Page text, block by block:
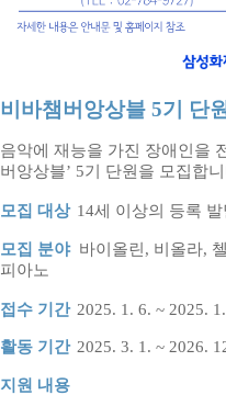
비바챔버앙상블 5기 단
음악에 재능을 가진 장애인을
버앙상블’ 5기 단원을 모집합
모집 대상 14세 이상의 등록 발
모집 분야 바이올린, 비올라,
피아노
접수 기간 2025. 1. 6. ~ 2025.
활동 기간 2025. 3. 1. ~ 2026.
지원 내용